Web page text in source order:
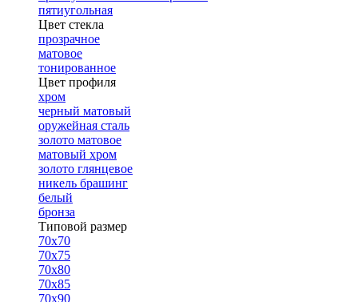
пятиугольная
Цвет стекла
прозрачное
матовое
тонированное
Цвет профиля
хром
черный матовый
оружейная сталь
золото матовое
матовый хром
золото глянцевое
никель брашинг
белый
бронза
Типовой размер
70х70
70х75
70х80
70х85
70х90